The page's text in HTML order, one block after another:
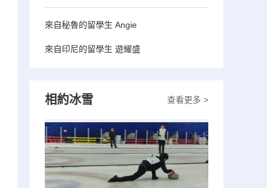
來自秘魯的留學生 Angie
來自印尼的留學生 遊耀盛
查看更多 >
相約冰雪